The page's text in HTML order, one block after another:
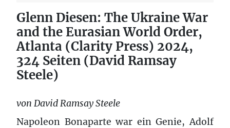
Glenn Diesen: The Ukraine War
and the Eurasian World Order,
Atlanta (Clarity Press) 2024,
324 Seiten (David Ramsay
Steele)
von David Ramsay Steele
Napoleon Bonaparte war ein Genie, Adolf